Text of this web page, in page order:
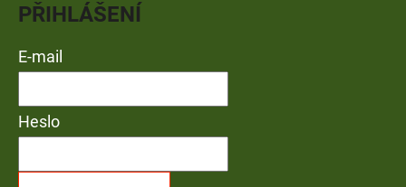
PŘIHLÁŠENÍ
E-mail
Heslo